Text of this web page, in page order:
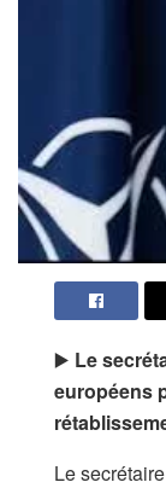
▶️ Le
européens
Le